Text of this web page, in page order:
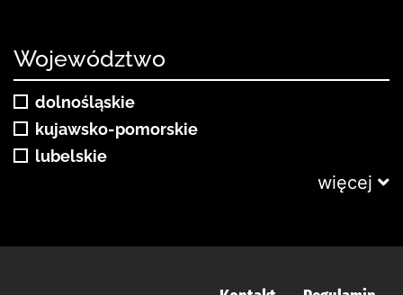
Województwo
dolnośląskie
kujawsko-pomorskie
lubelskie
więcej